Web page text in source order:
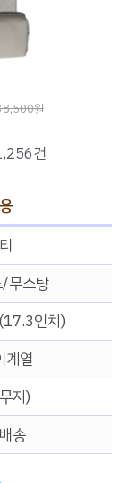
원
건
무스탕
인치)
계열
지)
송